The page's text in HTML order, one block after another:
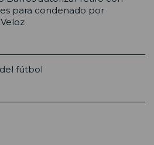
para condenado por
fútbol